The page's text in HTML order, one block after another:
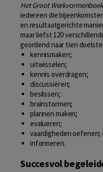
Het Groot Werkvormenboek
iedereen die
en resultaatgerichte
maar liefst 120
geordend naar tien
kennismaken;
uitwisselen;
kennis overdragen;
discussiëren;
beslissen;
brainstormen;
plannen maken;
evalueren;
vaardigheden oefenen;
informeren.
Succesvol